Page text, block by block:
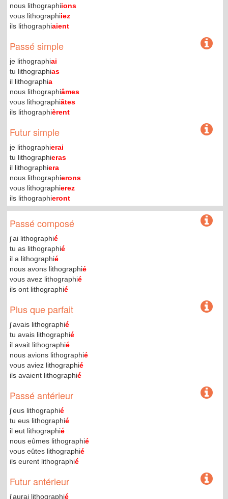
nous lithographiions
vous lithographiiez
ils lithographiaient
Passé simple
je lithographiai
tu lithographias
il lithographia
nous lithographiâmes
vous lithographiâtes
ils lithographièrent
Futur simple
je lithographierai
tu lithographieras
il lithographiera
nous lithographierons
vous lithographierez
ils lithographieront
Passé composé
j'ai lithographié
tu as lithographié
il a lithographié
nous avons lithographié
vous avez lithographié
ils ont lithographié
Plus que parfait
j'avais lithographié
tu avais lithographié
il avait lithographié
nous avions lithographié
vous aviez lithographié
ils avaient lithographié
Passé antérieur
j'eus lithographié
tu eus lithographié
il eut lithographié
nous eûmes lithographié
vous eûtes lithographié
ils eurent lithographié
Futur antérieur
j'aurai lithographié